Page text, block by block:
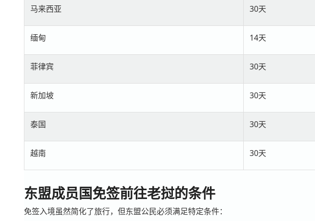
马来西亚 30天
缅甸 14天
菲律宾 30天
新加坡 30天
泰国 30天
越南 30天
东盟成员国免签前往老挝的条件
免签入境虽然简化了旅行，但东盟公民必须满足特定条件：